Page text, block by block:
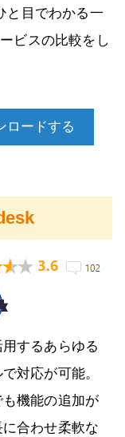
と目でわかる一
ビスの比較をし
ロードする
するあらゆる
対応が可能。
機能の追加が
合わせ柔軟な